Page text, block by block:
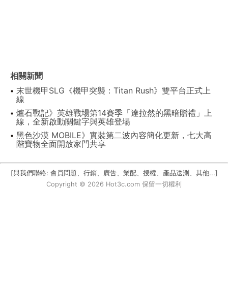
相關新聞
末世機甲SLG《機甲突襲：Titan Rush》雙平台正式上
線
爐石戰記》英雄戰場第14賽季「達拉然的黑暗贈禮」上
線，全新啟動關鍵字與英雄登場
黑色沙漠 MOBILE》實裝第二波內容簡化更新，七大高
階寶物全面開放家門共享
[與我們聯絡: 會員問題、行銷、廣告、業配、授權、產品送測、其他...]
Copyright © 2026 Hot3c.com 保留一切權利